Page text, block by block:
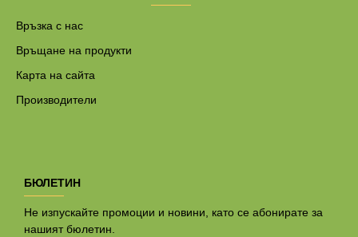
Връзка с нас
Връщане на продукти
Карта на сайта
Производители
БЮЛЕТИН
Не изпускайте промоции и новини, като се абонирате за
нашият бюлетин.